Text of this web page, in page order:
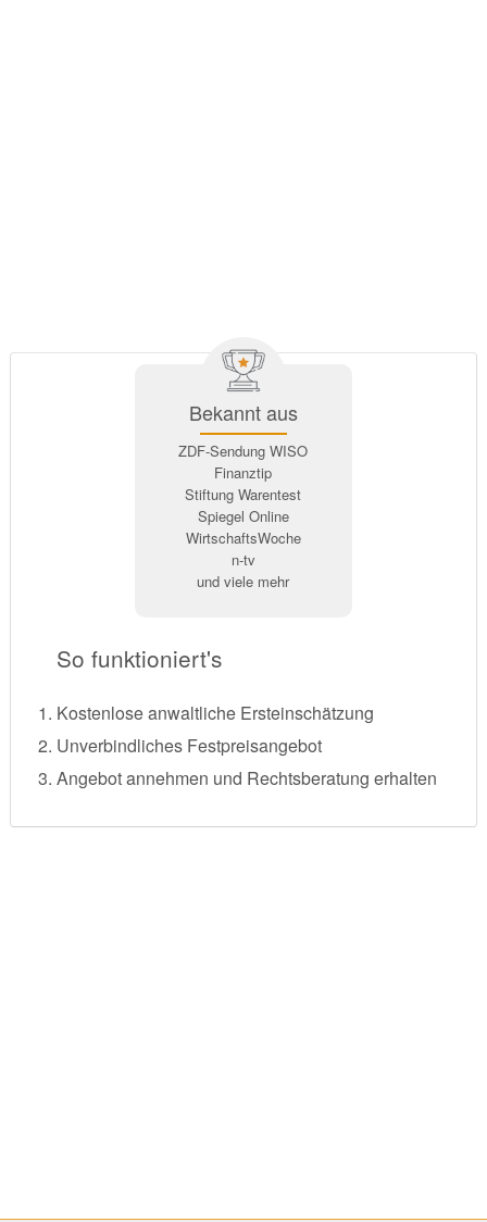
Bekannt aus
ZDF-Sendung WISO
Finanztip
Stiftung Warentest
Spiegel Online
WirtschaftsWoche
n-tv
und viele mehr
So funktioniert's
Kostenlose anwaltliche Ersteinschätzung
Unverbindliches Festpreisangebot
Angebot annehmen und Rechtsberatung erhalten